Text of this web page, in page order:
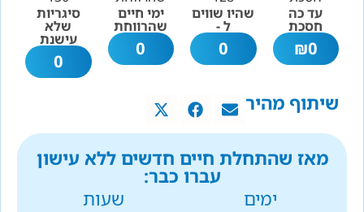
עד כה
חסכת
0
₪
שהיו שווים
ל -
0
ימי חיים
שהרווחת
0
סיגריות
שלא
עישנת
0
שיתוף מהיר
מאז שהתחלת חיים חדשים ללא עישון
עברו כבר:
ימים
שעות